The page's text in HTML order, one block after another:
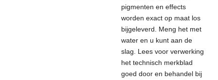
pigmenten en effects
worden exact op maat los
bijgeleverd. Meng het met
water en u kunt aan de
slag. Lees voor verwerking
het technisch merkblad
goed door en behandel bij